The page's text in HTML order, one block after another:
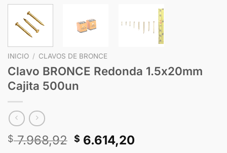
INICIO / CLAVOS DE BRONCE
Clavo BRONCE Redonda 1.5x20mm
Cajita 500un
$7.968,92 $ 6.614,20